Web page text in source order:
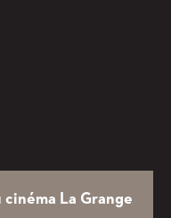
La Grange